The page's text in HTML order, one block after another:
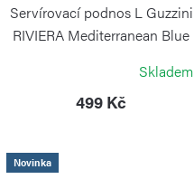
Servírovací podnos L Guzzini
RIVIERA Mediterranean Blue
Skladem
499 Kč
Novinka